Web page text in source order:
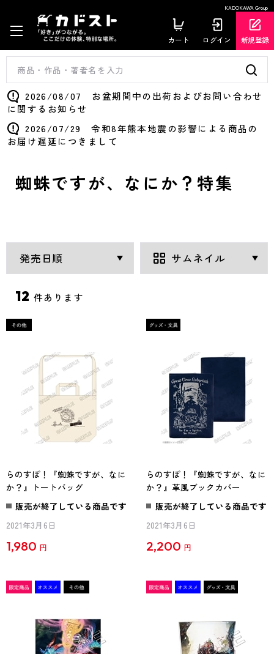
KADOKAWA Group
カート ログイン 新規登録
2026/08/07 お盆期間中の出荷およびお問い合わせ
に関するお知らせ
2026/07/29 令和8年熊本地震の影響による商品の
お届け遅延につきまして
蜘蛛ですが、なにか？特集
12 件あります
らのすぽ！『蜘蛛ですが、なに
か？』トートバッグ
販売が終了している商品です
2021年3月6日
1,980 円
らのすぽ！『蜘蛛ですが、なに
か？』革風ブックカバー
販売が終了している商品です
2021年3月6日
2,200 円